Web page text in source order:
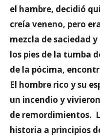
el hambre, decidió
creía veneno, pero
mezcla de saciedad
los pies de la tumba
de la pócima,
El hombre rico y su
un incendio y
de remordimientos.
historia a principios